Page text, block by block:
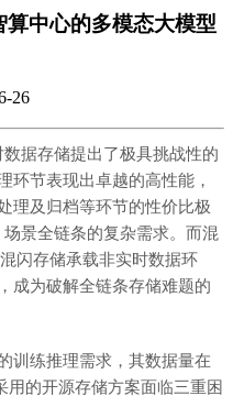
中心的多模态大模型
26
据存储提出了极具挑战性的
环节表现出卓越的高性能，
理及归档等环节的性价比极
景全链条的复杂需求。而混
闪存储承载非实时数据环
成为破解全链条存储难题的
训练推理需求，其数据量在
的开源存储方案面临三重困